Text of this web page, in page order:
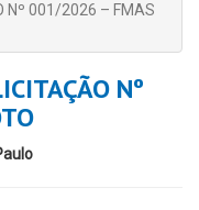
Nº 001/2026 – FMAS
Nº